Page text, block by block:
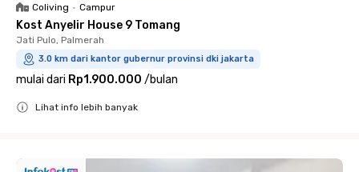
Coliving • Campur
Kost Anyelir House 9 Tomang
Jati Pulo, Palmerah
3.0 km dari kantor gubernur provinsi dki jakarta
mulai dari Rp1.900.000 /bulan
Lihat info lebih banyak